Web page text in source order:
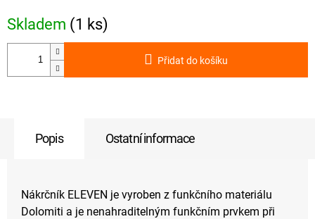
Skladem (1 ks)
Přidat do košíku
Popis Ostatní informace
Nákrčník ELEVEN je vyroben z funkčního materiálu
Dolomiti a je nenahraditelným funkčním prvkem při